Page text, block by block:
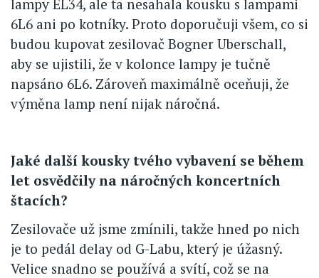
lampy EL34, ale ta nesahala kousku s lampami
6L6 ani po kotníky. Proto doporučuji všem, co si
budou kupovat zesilovač Bogner Uberschall,
aby se ujistili, že v kolonce lampy je tučně
napsáno 6L6. Zároveň maximálně oceňuji, že
výměna lamp není nijak náročná.
Jaké další kousky tvého vybavení se během
let osvědčily na náročných koncertních
štacích?
Zesilovače už jsme zmínili, takže hned po nich
je to pedál delay od G-Labu, který je úžasný.
Velice snadno se používá a svítí, což se na